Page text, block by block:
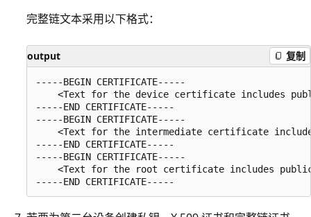
完整链文本采用以下格式：
output 复制
-----BEGIN CERTIFICATE-----
<Text for the device certificate includes
-----END CERTIFICATE-----
-----BEGIN CERTIFICATE-----
<Text for the intermediate certificate
-----END CERTIFICATE-----
-----BEGIN CERTIFICATE-----
<Text for the root certificate includes